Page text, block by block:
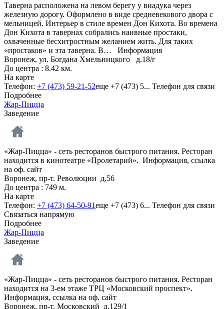
Таверна расположена на левом берегу у виадука через
железную дорогу. Оформлено в виде средневекового двора с
мельницей. Интерьер в стиле времен Дон Кихота. Во времена
Дон Кихота в тавернах собрались наивные простаки,
охваченные бесхитростным желанием жить. Для таких
«простаков» и эта таверна. В… Информация
Воронеж, ул. Богдана Хмельницкого д.18/г
До центра : 8.42 км.
На карте
Телефон: +7 (473) 59-21-52еще +7 (473) 5... Телефон для связи
Подробнее
Жар-Пицца
Заведение
«Жар-Пицца» - сеть ресторанов быстрого питания. Ресторан
находится в кинотеатре «Пролетарий». Информация, ссылка
на оф. сайт
Воронеж, пр-т. Революции д.56
До центра : 749 м.
На карте
Телефон: +7 (473) 64-50-91еще +7 (473) 6... Телефон для связи
Связаться напрямую
Подробнее
Жар-Пицца
Заведение
«Жар-Пицца» - сеть ресторанов быстрого питания. Ресторан
находится на 3-ем этаже ТРЦ «Московский проспект».
Информация, ссылка на оф. сайт
Воронеж, пр-т. Московский д.129/1